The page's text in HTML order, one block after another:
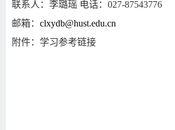
联系人：李璐瑶 电话： 027-87543776
邮箱： clxydb@hust.edu.cn
附件：学习参考链接
中